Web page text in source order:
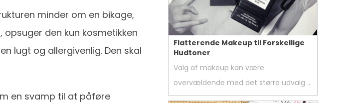
minder om en bikage,
den kun kosmetikken
lugt og allergivenlig. Den skal
en svamp til at påføre
Flatterende Makeup til Forskellige
Hudtoner
Valg af makeup kan være
overvældende med det større udvalg …